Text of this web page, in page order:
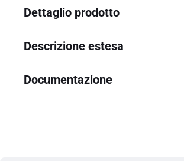
Dettaglio prodotto
Descrizione estesa
Documentazione